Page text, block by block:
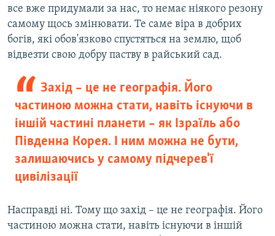
все вже придумали за нас, то немає ніякого резону
самому щось змінювати. Те саме віра в добрих
богів, які обов'язково спустяться на землю, щоб
відвезти свою добру паству в райський сад.
Захід – це не географія. Його
частиною можна стати, навіть існуючи в
іншій частині планети – як Ізраїль або
Південна Корея. І ним можна не бути,
залишаючись у самому підчерев'ї
цивілізації
Насправді ні. Тому що захід – це не географія. Його
частиною можна стати, навіть існуючи в іншій